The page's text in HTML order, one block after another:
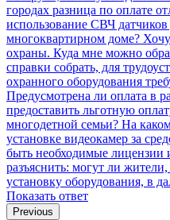
городах разница по оплате
использование СВЧ
многоквартирном доме?
охраны. Куда мне можно
справки собрать, для
охранного оборудования
Предусмотрена ли оплата в
предоставить льготную
многодетной семьи? На
установке видеокамер за
быть необходимые
разъяснить: могут ли
установку оборудования, в
Показать ответ
Previous